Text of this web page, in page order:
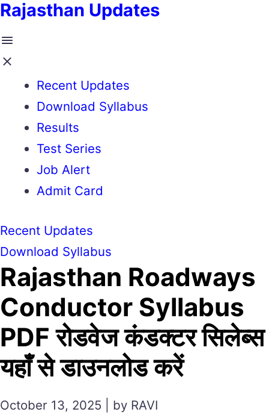
Rajasthan Updates
Recent Updates
Download Syllabus
Results
Test Series
Job Alert
Admit Card
Recent Updates
Download Syllabus
Rajasthan Roadways
Conductor Syllabus
PDF रोडवेज कंडक्टर सिलेब्स
यहाँ से डाउनलोड करें
October 13, 2025 | by RAVI